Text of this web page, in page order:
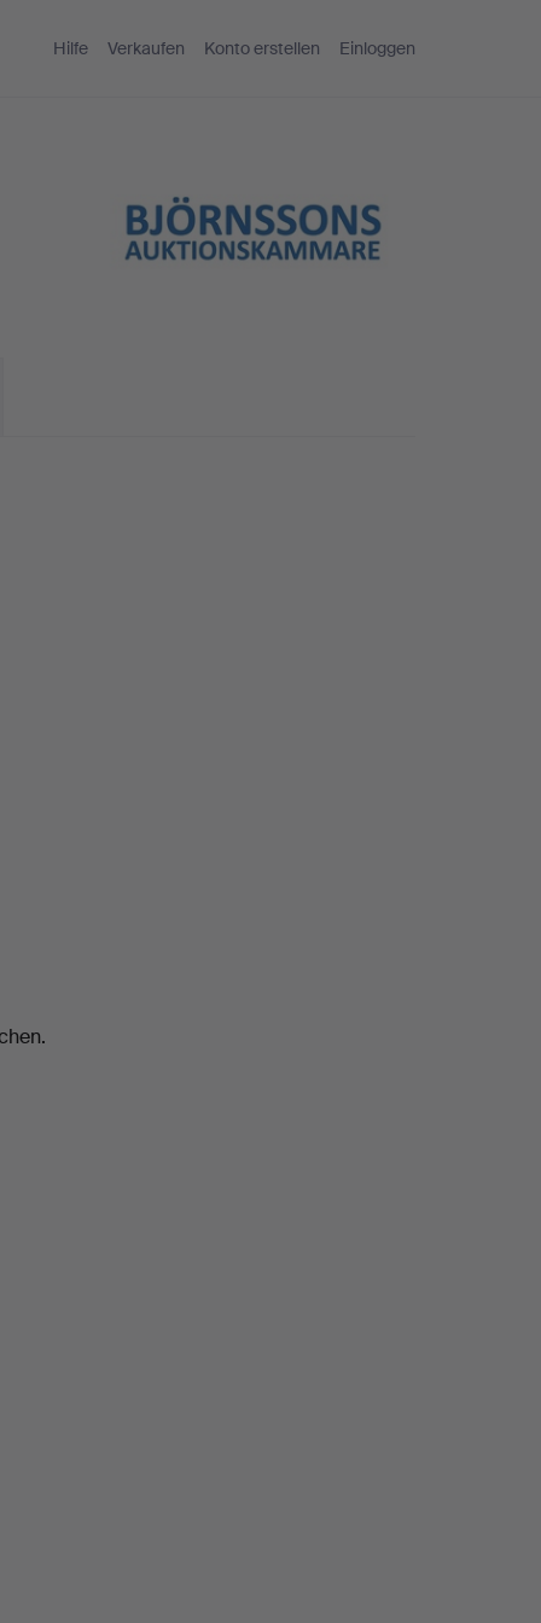
Hilfe Verkaufen Konto erstellen Einloggen